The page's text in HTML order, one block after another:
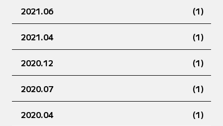
2021.06 (1)
2021.04 (1)
2020.12 (1)
2020.07 (1)
2020.04 (1)